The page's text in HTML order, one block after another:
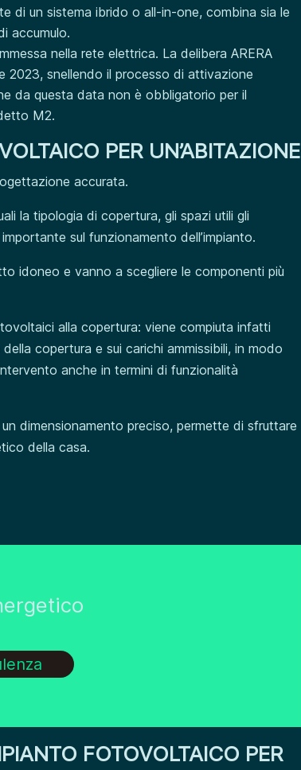
di un sistema ibrido o all-in-one, combina sia le
accumulo.
nella rete elettrica. La delibera ARERA
2023, snellendo il processo di attivazione
da questa data non è obbligatorio per il
M2.
PER UN’ABITAZIONE
accurata.
la tipologia di copertura, gli spazi utili gli
sul funzionamento dell’impianto.
idoneo e vanno a scegliere le componenti più
alla copertura: viene compiuta infatti
copertura e sui carichi ammissibili, in modo
anche in termini di funzionalità
dimensionamento preciso, permette di sfruttare
della casa.
FOTOVOLTAICO PER